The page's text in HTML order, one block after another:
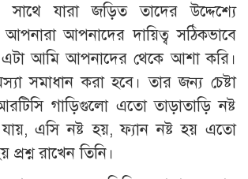
যারা জড়িত তাদের উদ্দেশ্যে
আপনারা আপনাদের দায়িত্ব সঠিকভাবে
আমি আপনাদের থেকে আশা করি।
সমাধান করা হবে। তার জন্য চেষ্টা
গাড়িগুলো এতো তাড়াতাড়ি নষ্ট
যায়, এসি নষ্ট হয়, ফ্যান নষ্ট হয় এতো
রাখেন তিনি।